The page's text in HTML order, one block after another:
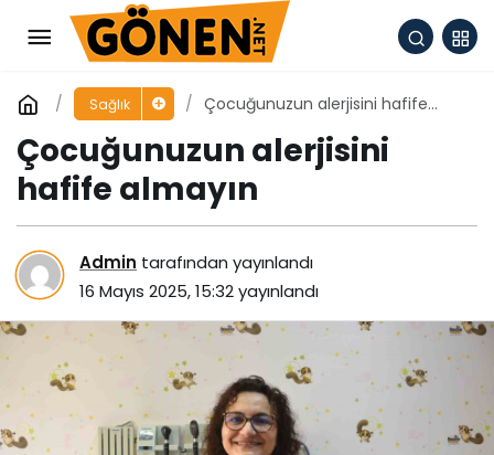
Sağlık
Çocuğunuzun alerjisini hafife
Çocuğunuzun alerjisini
hafife almayın
Admin tarafından yayınlandı
16 Mayıs 2025, 15:32yayınlandı